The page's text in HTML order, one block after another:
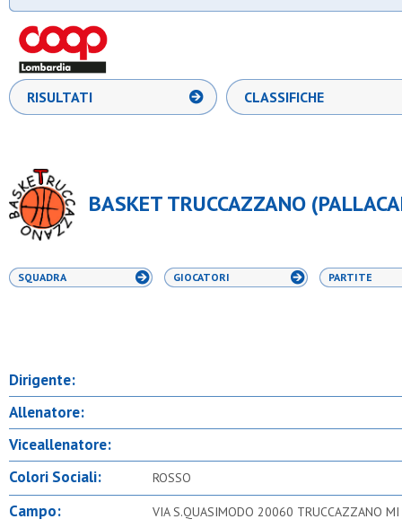
RISULTATI CLASSIFICHE
BASKET TRUCCAZZANO
SQUADRA GIOCATORI PARTITE
Dirigente:
Allenatore:
Viceallenatore:
Colori Sociali:
ROSSO
Campo: VIA S.QUASIMODO 20060 TRUCCAZZANO MI